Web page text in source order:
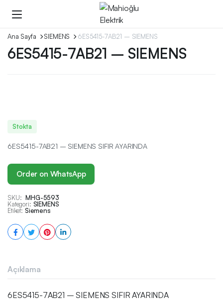
Ana Sayfa SIEMENS 6ES5415-7AB21 – SIEMENS
6ES5415-7AB21 – SIEMENS
Stokta
6ES5415-7AB21 – SIEMENS SIFIR AYARINDA
Order on WhatsApp
SKU: MHG-5593
Kategori: SIEMENS
Etiket: Siemens
Açıklama
6ES5415-7AB21 – SIEMENS SIFIR AYARINDA